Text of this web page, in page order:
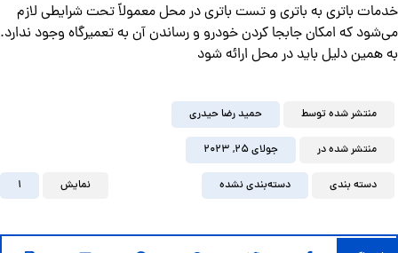
خدمات باتری به باتری و تست باتری در محل معمولاً تحت شرایطی لازم
می‌شود که امکان جابجا کردن خودرو و رساندن آن به تعمیرگاه وجود ندارد.
به همین دلیل باید در محل ارائه شود
منتشر شده توسط حمید رضا حیدری
منتشر شده در جولای ۲۵, ۲۰۲۳
دسته بندی دسته‌بندی نشده نمایش 1